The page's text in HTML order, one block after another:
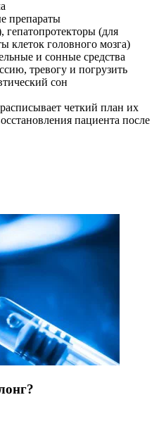
препараты
гепатопротекторы (для
клеток головного мозга)
и сонные средства
тревогу и погрузить
сон
четкий план их
пациента после